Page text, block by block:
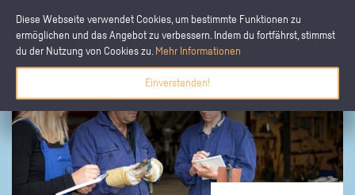
Diese Webseite verwendet Cookies, um bestimmte Funktionen zu
ermöglichen und das Angebot zu verbessern. Indem du fortfährst, stimmst
du der Nutzung von Cookies zu. Mehr Informationen
Einverstanden!